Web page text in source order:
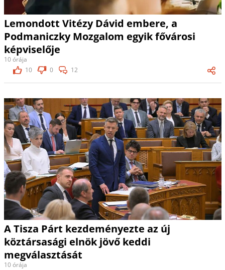
Lemondott Vitézy Dávid embere, a
Podmaniczky Mozgalom egyik fővárosi
képviselője
10 órája
10
0 12
A Tisza Párt kezdeményezte az új
köztársasági elnök jövő keddi
megválasztását
10 órája